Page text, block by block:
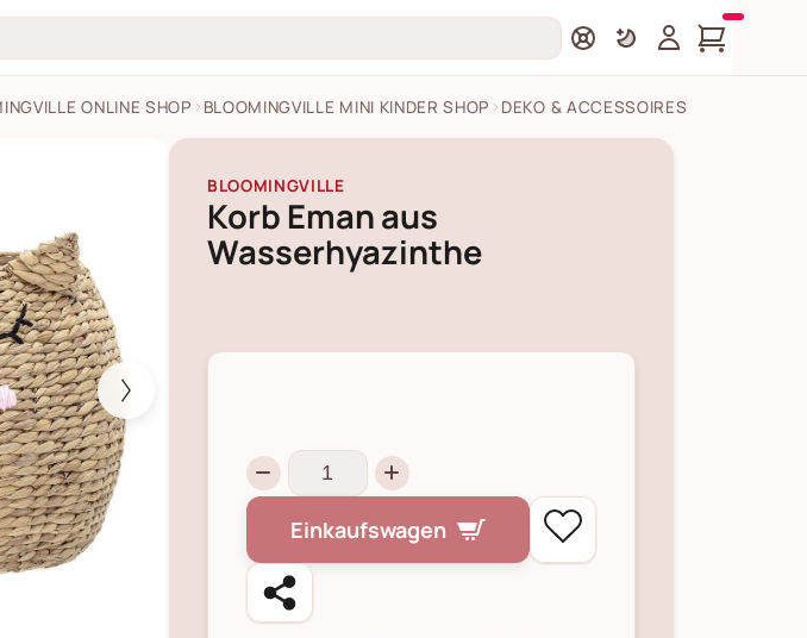
ONLINE SHOP BLOOMINGVILLE MINI KINDER SHOP DEKO & ACCESSOIRES
BLOOMINGVILLE
Korb Eman aus
Wasserhyazinthe
Einkaufswagen